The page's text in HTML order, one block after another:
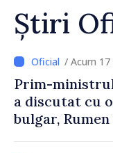
Știri
/ Acum 17
Prim-
a discutat cu
bulgar, Rumen